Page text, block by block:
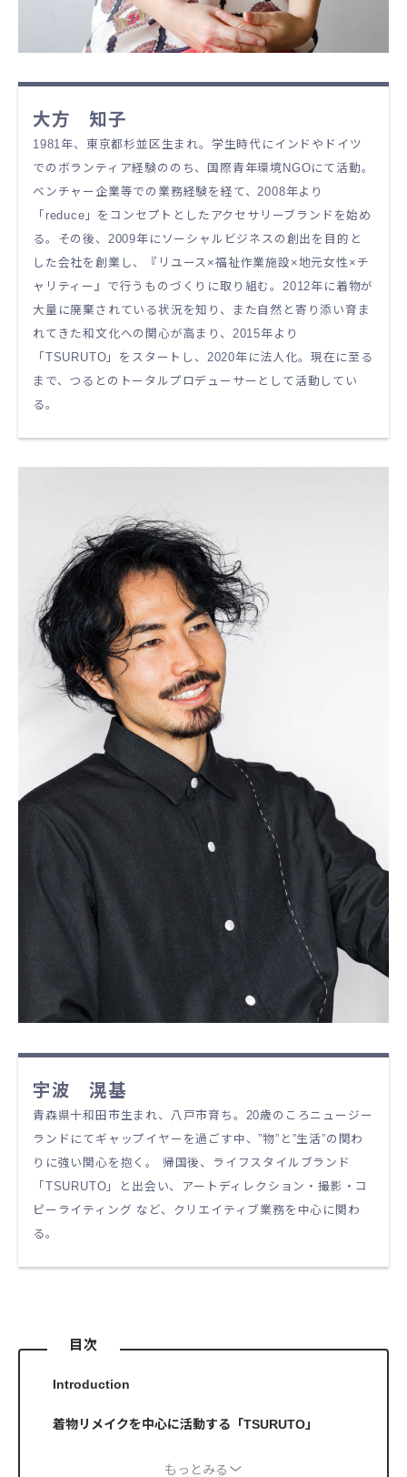
大方 知子
1981年、東京都杉並区生まれ。学生時代にインドやドイツ
でのボランティア経験ののち、国際青年環境NGOにて活動。
ベンチャー企業等での業務経験を経て、2008年より
「reduce」をコンセプトとしたアクセサリーブランドを始め
る。その後、2009年にソーシャルビジネスの創出を目的と
した会社を創業し、『リユース×福祉作業施設×地元女性×チ
ャリティー』で行うものづくりに取り組む。2012年に着物が
大量に廃棄されている状況を知り、また自然と寄り添い育ま
れてきた和文化への関心が高まり、2015年より
「TSURUTO」をスタートし、2020年に法人化。現在に至る
まで、つるとのトータルプロデューサーとして活動してい
る。
宇波 滉基
青森県十和田市生まれ、八戸市育ち。20歳のころニュージー
ランドにてギャップイヤーを過ごす中、”物”と”生活”の関わ
りに強い関心を抱く。 帰国後、ライフスタイルブランド
「TSURUTO」と出会い、アートディレクション・撮影・コ
ピーライティング など、クリエイティブ業務を中心に関わ
る。
目次
Introduction
着物リメイクを中心に活動する「TSURUTO」
もっとみる